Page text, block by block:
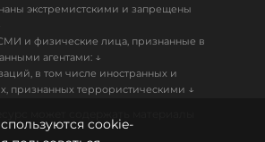
экстремистскими и запрещены
и физические лица, признанные в
агентами: ↓
в том числе иностранных и
признанных террористическими ↓
cookie-